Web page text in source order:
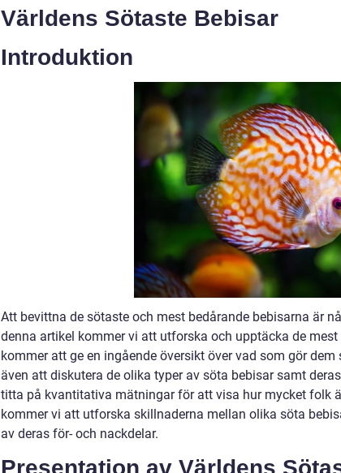
Världens Sötaste Bebisar
Introduktion
Att bevittna de sötaste och mest bedårande bebisarna är
denna artikel kommer vi att utforska och upptäcka de
kommer att ge en ingående översikt över vad som gör
även att diskutera de olika typer av söta bebisar samt
titta på kvantitativa mätningar för att visa hur mycket folk
kommer vi att utforska skillnaderna mellan olika söta
av deras för- och nackdelar.